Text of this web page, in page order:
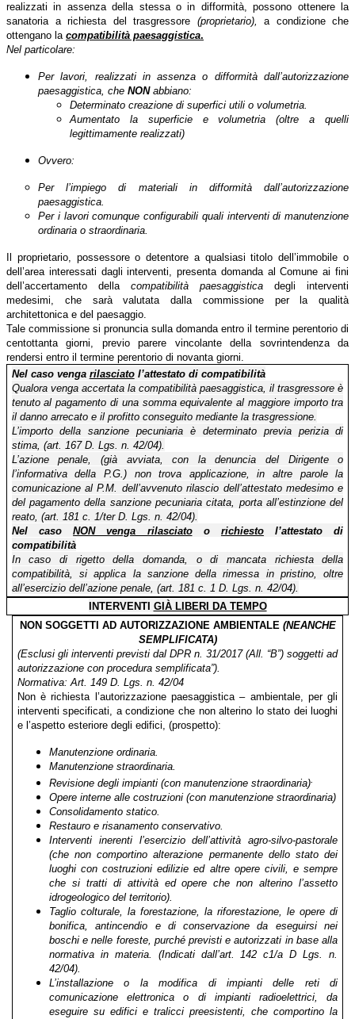
realizzati in assenza della stessa o in difformità, possono ottenere la
sanatoria a richiesta del trasgressore (proprietario), a condizione che
ottengano la compatibilità paesaggistica.
Nel particolare:
Per lavori, realizzati in assenza o difformità dall’autorizzazione
paesaggistica, che NONabbiano:
Determinato creazione di superfici utili o volumetria.
Aumentato la superficie e volumetria (oltre a quelli
legittimamente realizzati)
Ovvero:
Per l’impiego di materiali in difformità dall’autorizzazione
paesaggistica.
Per i lavori comunque configurabili quali interventi di manutenzione
ordinaria o straordinaria.
Il proprietario, possessore o detentore a qualsiasi titolo dell’immobile o
dell’area interessati dagli interventi, presenta domanda al Comune ai fini
dell’accertamento della compatibilità paesaggistica degli interventi
medesimi, che sarà valutata dalla commissione per la qualità
architettonica e del paesaggio.
Tale commissione si pronuncia sulla domanda entro il termine perentorio di
centottanta giorni, previo parere vincolante della sovrintendenza da
rendersi entro il termine perentorio di novanta giorni.
Nel caso venga rilasciatol’attestato di compatibilità
Qualora venga accertata la compatibilità paesaggistica, il trasgressore è
tenuto al pagamento di una somma equivalente al maggiore importo tra
il danno arrecato e il profitto conseguito mediante la trasgressione.
L’importo della sanzione pecuniaria è determinato previa perizia di
stima, (art. 167 D. Lgs. n. 42/04).
L’azione penale, (già avviata, con la denuncia del Dirigente o
l’informativa della P.G.) non trova applicazione, in altre parole la
comunicazione al P.M. dell’avvenuto rilascio dell’attestato medesimo e
del pagamento della sanzione pecuniaria citata, porta all’estinzione del
reato, (art. 181 c. 1/ter D. Lgs. n. 42/04).
Nel casoNON venga rilasciatoo richiestol’attestato di
compatibilità
In caso di rigetto della domanda, o di mancata richiesta della
compatibilità, si applica la sanzione della rimessa in pristino, oltre
all’esercizio dell’azione penale, (art. 181 c. 1 D. Lgs. n. 42/04).
INTERVENTI GIÀ LIBERI DA TEMPO
NON SOGGETTI AD AUTORIZZAZIONE AMBIENTALE (NEANCHE
SEMPLIFICATA)
(Esclusi gli interventi previsti dal DPR n. 31/2017 (All. “B”) soggetti ad
autorizzazione con procedura semplificata”).
Normativa: Art. 149 D. Lgs. n. 42/04
Non è richiesta l’autorizzazione paesaggistica – ambientale, per gli
interventi specificati, a condizione che non alterino lo stato dei luoghi
e l’aspetto esteriore degli edifici, (prospetto):
Manutenzione ordinaria.
Manutenzione straordinaria.
Revisione degli impianti (con manutenzione straordinaria).
Opere interne alle costruzioni (con manutenzione straordinaria)
Consolidamento statico.
Restauro e risanamento conservativo.
Interventi inerenti l’esercizio dell’attività agro-silvo-pastorale
(che non comportino alterazione permanente dello stato dei
luoghi con costruzioni edilizie ed altre opere civili, e sempre
che si tratti di attività ed opere che non alterino l’assetto
idrogeologico del territorio).
Taglio colturale, la forestazione, la riforestazione, le opere di
bonifica, antincendio e di conservazione da eseguirsi nei
boschi e nelle foreste, purché previsti e autorizzati in base alla
normativa in materia. (Indicati dall’art. 142 c1/a D Lgs. n.
42/04).
L’installazione o la modifica di impianti delle reti di
comunicazione elettronica o di impianti radioelettrici, da
eseguire su edifici e tralicci preesistenti, che comportino la